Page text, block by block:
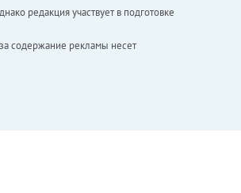
редакция участвует в подготовке
содержание рекламы несет